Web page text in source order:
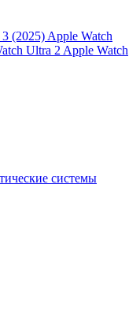
(2025) Apple Watch
Ultra 2 Apple Watch
системы